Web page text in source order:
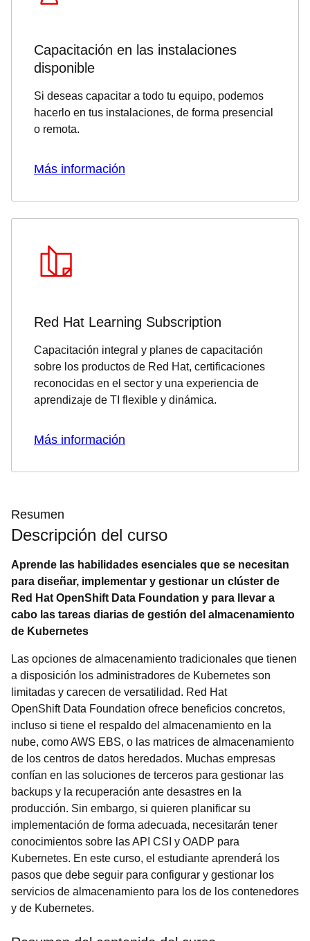
Resumen
Descripción del curso
Aprende las habilidades esenciales que se necesitan
para diseñar, implementar y gestionar un clúster de
Red Hat OpenShift Data Foundation y para llevar a
cabo las tareas diarias de gestión del almacenamiento
de Kubernetes
Las opciones de almacenamiento tradicionales que tienen
a disposición los administradores de Kubernetes son
limitadas y carecen de versatilidad. Red Hat
OpenShift Data Foundation ofrece beneficios concretos,
incluso si tiene el respaldo del almacenamiento en la
nube, como AWS EBS, o las matrices de almacenamiento
de los centros de datos heredados. Muchas empresas
confían en las soluciones de terceros para gestionar las
backups y la recuperación ante desastres en la
producción. Sin embargo, si quieren planificar su
implementación de forma adecuada, necesitarán tener
conocimientos sobre las API CSI y OADP para
Kubernetes. En este curso, el estudiante aprenderá los
pasos que debe seguir para configurar y gestionar los
servicios de almacenamiento para los de los contenedores
y de Kubernetes.
Capacitación en las instalaciones
disponible
Si deseas capacitar a todo tu equipo, podemos
hacerlo en tus instalaciones, de forma presencial
o remota.
Más información
Red Hat Learning Subscription
Capacitación integral y planes de capacitación
sobre los productos de Red Hat, certificaciones
reconocidas en el sector y una experiencia de
aprendizaje de TI flexible y dinámica.
Más información